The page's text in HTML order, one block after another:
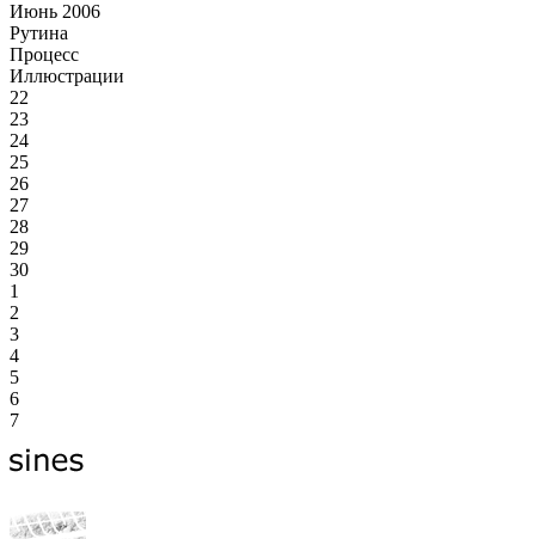
Июнь 2006
Рутина
Процесс
Иллюстрации
22
23
24
25
26
27
28
29
30
1
2
3
4
5
6
7